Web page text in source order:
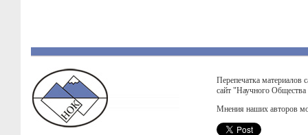
Перепечатка материалов
сайт "Научного
Мнения наших авторов